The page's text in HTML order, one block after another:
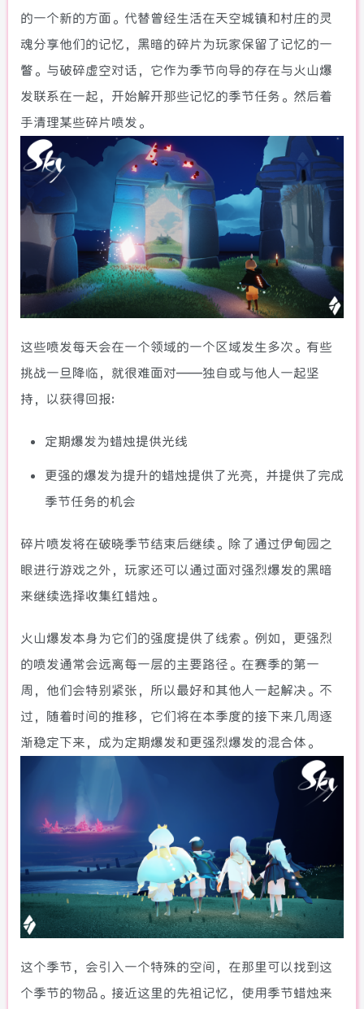
的一个新的方面。代替曾经生活在天空城镇和村庄的灵
魂分享他们的记忆，黑暗的碎片为玩家保留了记忆的一
瞥。与破碎虚空对话，它作为季节向导的存在与火山爆
发联系在一起，开始解开那些记忆的季节任务。然后着
手清理某些碎片喷发。
这些喷发每天会在一个领域的一个区域发生多次。有些
挑战一旦降临，就很难面对——独自或与他人一起坚
持，以获得回报:
定期爆发为蜡烛提供光线
更强的爆发为提升的蜡烛提供了光亮，并提供了完成
季节任务的机会
碎片喷发将在破晓季节结束后继续。除了通过伊甸园之
眼进行游戏之外，玩家还可以通过面对强烈爆发的黑暗
来继续选择收集红蜡烛。
火山爆发本身为它们的强度提供了线索。例如，更强烈
的喷发通常会远离每一层的主要路径。在赛季的第一
周，他们会特别紧张，所以最好和其他人一起解决。不
过，随着时间的推移，它们将在本季度的接下来几周逐
渐稳定下来，成为定期爆发和更强烈爆发的混合体。
这个季节，会引入一个特殊的空间，在那里可以找到这
个季节的物品。接近这里的先祖记忆，使用季节蜡烛来